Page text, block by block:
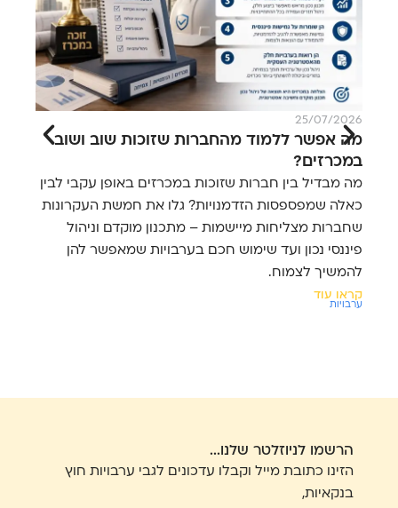
25/07/2026
מה אפשר ללמוד מהחברות שזוכות שוב ושוב
במכרזים?
מה מבדיל בין חברות שזוכות במכרזים באופן עקבי לבין
כאלה שמפספסות הזדמנויות? גלו את חמשת העקרונות
שחברות מצליחות מיישמות – מתכנון מוקדם וניהול
פיננסי נכון ועד שימוש חכם בערבויות שמאפשר להן
להמשיך לצמוח.
קראו עוד
ערבויות
הרשמו לניוזלטר שלנו...
הזינו כתובת מייל וקבלו עדכונים לגבי ערבויות חוץ
בנקאיות,